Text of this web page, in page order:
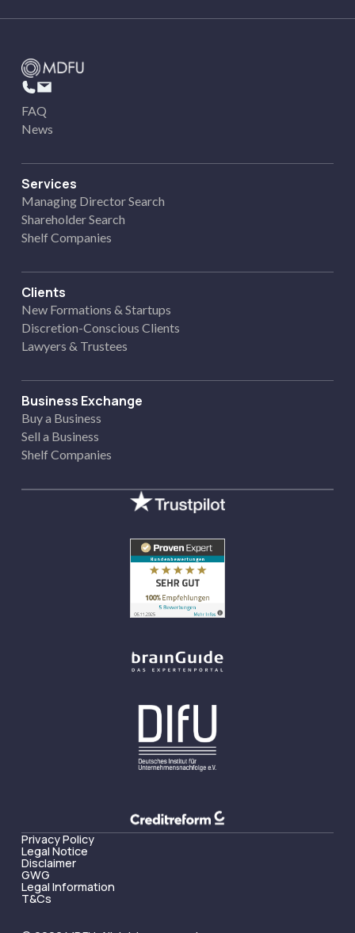
FAQ
News
Services
Managing Director Search
Shareholder Search
Shelf Companies
Clients
New Formations & Startups
Discretion-Conscious Clients
Lawyers & Trustees
Business Exchange
Buy a Business
Sell a Business
Shelf Companies
Privacy Policy
Legal Notice
Disclaimer
GWG
Legal Information
T&Cs